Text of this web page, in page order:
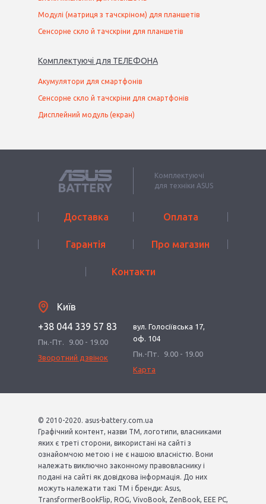
Модулі (матриця з тачскріном) для планшетів
Сенсорне скло й тачскріни для планшетів
Комплектуючі для ТЕЛЕФОНА
Акумулятори для смартфонів
Сенсорне скло й тачскріни для смартфонів
Дисплейний модуль (екран)
Комплектуючі
для техніки ASUS
Доставка Оплата
Гарантія Про магазин
Контакти
Київ
+38 044 339 57 83
Пн.-Пт.
9.00 - 19.00
Зворотний дзвінок
вул. Голосіївська 17,
оф. 104
Пн.-Пт.
9.00 - 19.00
Карта
© 2010-2020. asus-battery.com.ua
Графічний контент, назви ТМ, логотипи, власниками
яких є треті сторони, використані на сайті з
ознайомчою метою і не є нашою власністю. Вони
належать виключно законному правовласнику і
подані на сайті як довідкова інформація. До них
можуть належати такі ТМ і бренди: Asus,
TransformerBookFlip, ROG, VivoBook, ZenBook, EEE PC,